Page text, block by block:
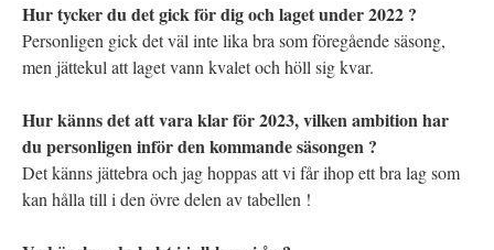
Hur tycker du det gick för dig och laget under 2022 ?
Personligen gick det väl inte lika bra som föregående säsong,
men jättekul att laget vann kvalet och höll sig kvar.
Hur känns det att vara klar för 2023, vilken ambition har
du personligen inför den kommande säsongen ?
Det känns jättebra och jag hoppas att vi får ihop ett bra lag som
kan hålla till i den övre delen av tabellen !